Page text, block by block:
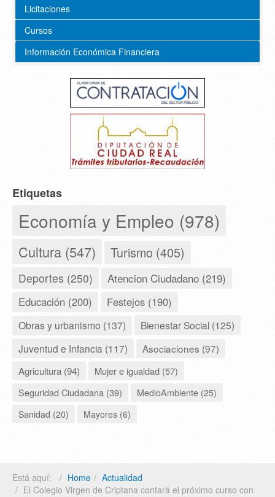
Licitaciones
Cursos
Información Económica Financiera
Etiquetas
Economía y Empleo (978)
Cultura (547) Turismo (405)
Deportes (250) Atencion Ciudadano (219)
Educación (200) Festejos (190)
Obras y urbanismo (137)
Bienestar Social (125)
Juventud e Infancia (117)
Asociaciones (97)
Agricultura (94)
Mujer e igualdad (57)
Seguridad Ciudadana (39)
MedioAmbiente (25)
Sanidad (20)
Mayores (6)
Está aquí: Home
Actualidad
El Colegio Virgen de Criptana contará el próximo curso con